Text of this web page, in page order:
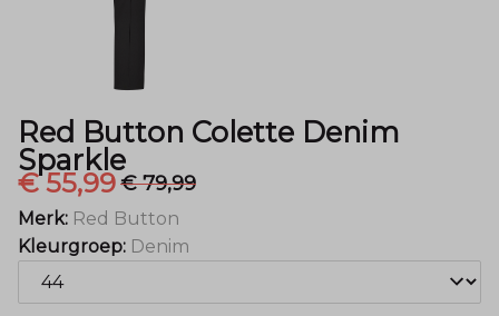
Red Button Colette Denim
Sparkle
€ 55,99€ 79,99
Merk: Red Button
Kleurgroep: Denim